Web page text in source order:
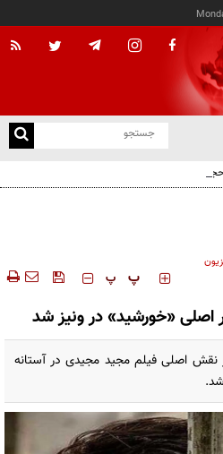
روایت تناقض‌های محسن قرایی
‍‍‍ پ پ
اصلی «خورشید» در ونیز شد
نقش اصلی فیلم مجید مجیدی در آستانه